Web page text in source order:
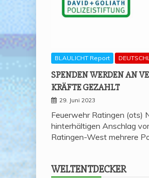
BLAULICHT Report
SPEN­DEN WER­DEN AN
KRÄF­TE GEZAHLT
29. Juni 2023
Feuerwehr Ratingen (ots)
hinterhältigen Anschlag
Ratingen-West mehrere
WELT­ENT­DE­CKER